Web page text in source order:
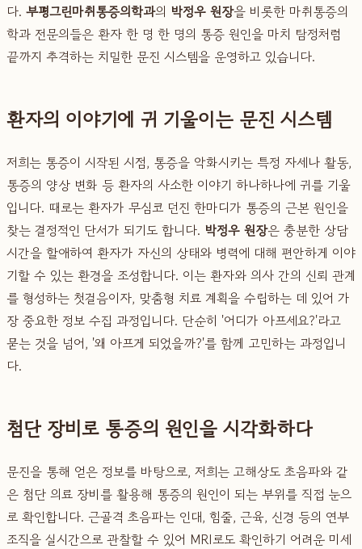
다. 부평그린마취통증의학과의 박정우 원장을 비롯한 마취통증의
학과 전문의들은 환자 한 명 한 명의 통증 원인을 마치 탐정처럼
끝까지 추격하는 치밀한 문진 시스템을 운영하고 있습니다.
환자의 이야기에 귀 기울이는 문진 시스템
저희는 통증이 시작된 시점, 통증을 악화시키는 특정 자세나 활동,
통증의 양상 변화 등 환자의 사소한 이야기 하나하나에 귀를 기울
입니다. 때로는 환자가 무심코 던진 한마디가 통증의 근본 원인을
찾는 결정적인 단서가 되기도 합니다. 박정우 원장은 충분한 상담
시간을 할애하여 환자가 자신의 상태와 병력에 대해 편안하게 이야
기할 수 있는 환경을 조성합니다. 이는 환자와 의사 간의 신뢰 관계
를 형성하는 첫걸음이자, 맞춤형 치료 계획을 수립하는 데 있어 가
장 중요한 정보 수집 과정입니다. 단순히 '어디가 아프세요?'라고
묻는 것을 넘어, '왜 아프게 되었을까?'를 함께 고민하는 과정입니
다.
첨단 장비로 통증의 원인을 시각화하다
문진을 통해 얻은 정보를 바탕으로, 저희는 고해상도 초음파와 같
은 첨단 의료 장비를 활용해 통증의 원인이 되는 부위를 직접 눈으
로 확인합니다. 근골격 초음파는 인대, 힘줄, 근육, 신경 등의 연부
조직을 실시간으로 관찰할 수 있어 MRI로도 확인하기 어려운 미세